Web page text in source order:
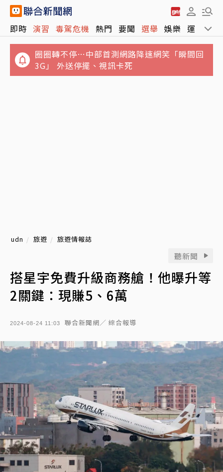
即時 演習 毒駕危機 熱門 要聞 選舉 娛樂 運動 全
圈圈轉不停…中部首測網路降速網笑「瞬間回
3G」 外送停擺、視訊卡死
udn 旅遊 旅遊情報誌
聽新聞
搭星宇免費升級商務艙！他曝升等
2關鍵：現賺5、6萬
2024-08-24 11:03 聯合新聞網／ 綜合報導